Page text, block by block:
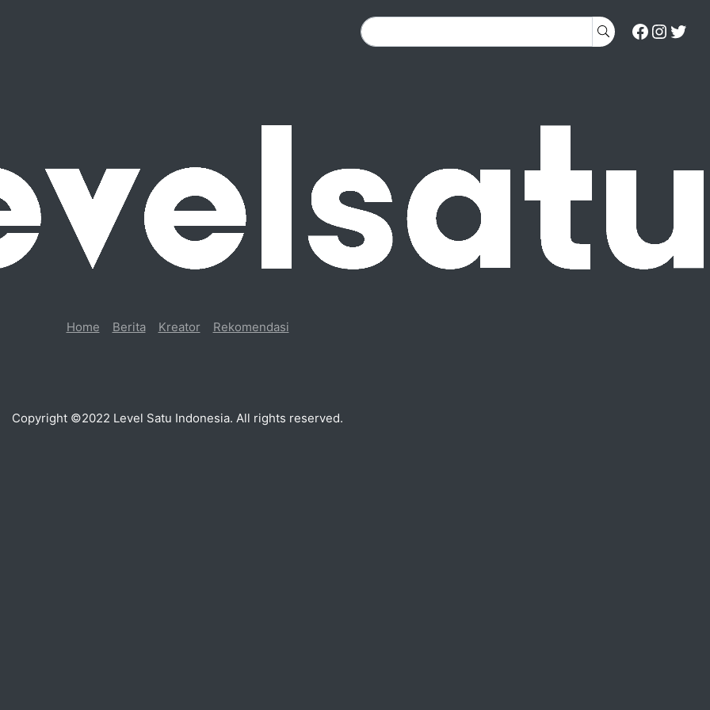
Home Berita Kreator Rekomendasi
Copyright ©2022 Level Satu Indonesia. All rights reserved.